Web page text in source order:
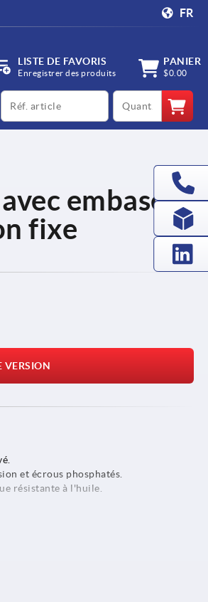
FR
LISTE DE FAVORIS
Enregistrer des produits
PANIER
$0.00
productCode qty
embase
fixe
VERSION
et écrous phosphatés.
résistante à l'huile.